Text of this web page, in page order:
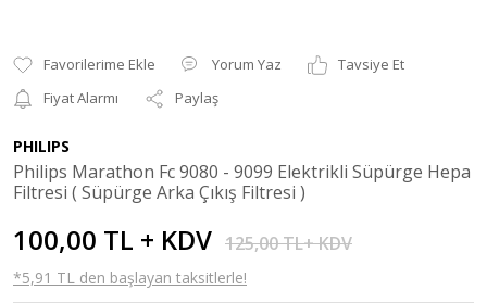
Yorum Yaz
Tavsiye Et
Fiyat Alarmı
Paylaş
PHILIPS
Philips Marathon Fc 9080 - 9099 Elektrikli Süpürge Hepa
Filtresi ( Süpürge Arka Çıkış Filtresi )
100,00 TL + KDV 125,00 TL+ KDV
*5,91 TL den başlayan taksitlerle!